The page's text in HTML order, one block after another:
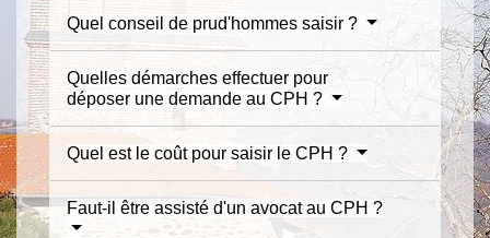
Quel conseil de prud'hommes saisir ?
Quelles démarches effectuer pour
déposer une demande au CPH ?
Quel est le coût pour saisir le CPH ?
Faut-il être assisté d'un avocat au CPH ?